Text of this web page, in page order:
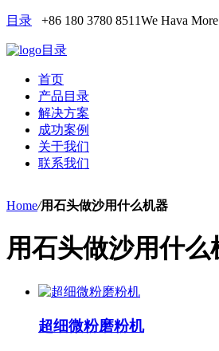
目录 +86 180 3780 8511We Hava
目录
首页
产品目录
解决方案
成功案例
关于我们
联系我们
Home/用石头做沙用什么机器
用石头做沙用什么
超细微粉磨粉机